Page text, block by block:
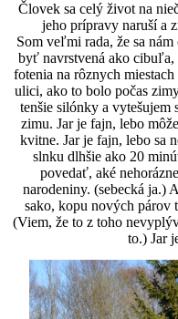
Človek sa celý život na
jeho prípravy naruší a
Som veľmi rada, že sa
byť navrstvená ako cibuľa,
fotenia na rôznych
ulici, ako to bolo počas
tenšie silónky a vytešujem
zimu. Jar je fajn, lebo
kvitne. Jar je fajn, lebo sa
slnku dlhšie ako 20
povedať, aké
narodeniny. (sebecká ja.)
sako, kopu nových párov
(Viem, že to z toho
to.) Jar